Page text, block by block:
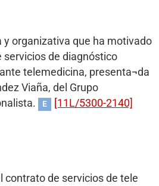
organizativa que ha motivado
servicios de diagnóstico
telemedicina, presenta¬da
Viaña, del Grupo
E
[11L/5300-2140]
contrato de servicios de tele